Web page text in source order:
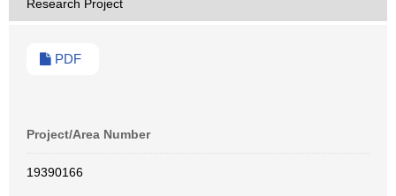
Research Project
PDF
Project/Area Number
19390166